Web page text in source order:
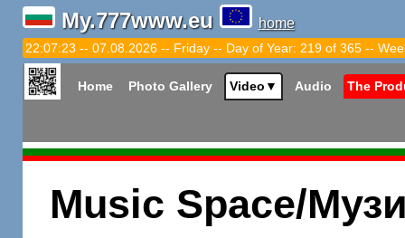
My.777www.eu home
22:07:24 -- 07.08.2026 -- Friday -- Day of Year: 219 of 365 --
Home Photo Gallery Video ▼ Audio The
Music Space/